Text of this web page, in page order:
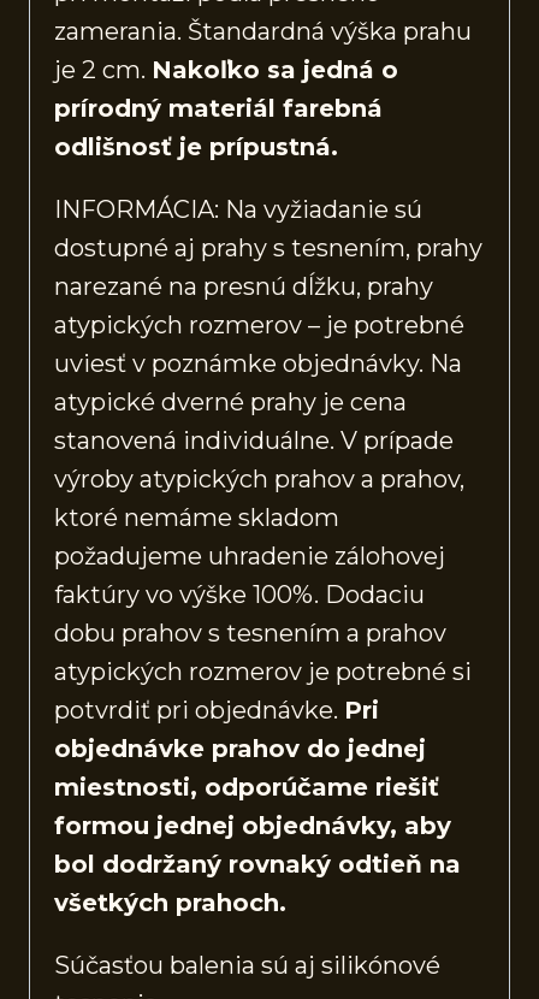
zamerania. Štandardná výška prahu
je 2 cm. Nakoľko sa jedná o
prírodný materiál farebná
odlišnosť je prípustná.
INFORMÁCIA: Na vyžiadanie sú
dostupné aj prahy s tesnením, prahy
narezané na presnú dĺžku, prahy
atypických rozmerov – je potrebné
uviesť v poznámke objednávky. Na
atypické dverné prahy je cena
stanovená individuálne. V prípade
výroby atypických prahov a prahov,
ktoré nemáme skladom
požadujeme uhradenie zálohovej
faktúry vo výške 100%. Dodaciu
dobu prahov s tesnením a prahov
atypických rozmerov je potrebné si
potvrdiť pri objednávke. Pri
objednávke prahov do jednej
miestnosti, odporúčame riešiť
formou jednej objednávky, aby
bol dodržaný rovnaký odtieň na
všetkých prahoch.
Súčasťou balenia sú aj silikónové